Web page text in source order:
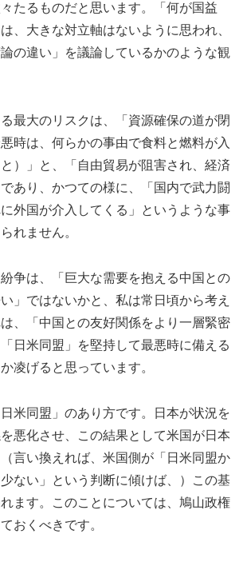
たるものだと思います。「何が国益
、大きな対立軸はないように思われ、
の違い」を議論しているかのような観
最大のリスクは、「資源確保の道が閉
時は、何らかの事由で食料と燃料が入
）」と、「自由貿易が阻害され、経済
あり、かつての様に、「国内で武力闘
外国が介入してくる」というような事
れません。
争は、「巨大な需要を抱える中国との
」ではないかと、私は常日頃から考え
、「中国との友好関係をより一層緊密
日米同盟」を堅持して最悪時に備える
凌げると思っています。
米同盟」のあり方です。日本が状況を
悪化させ、この結果として米国が日本
言い換えれば、米国側が「日米同盟か
ない」という判断に傾けば、）この基
ます。このことについては、鳩山政権
おくべきです。